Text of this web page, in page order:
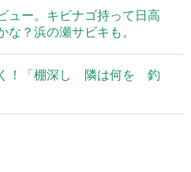
ュー。キビナゴ持って日高
な？浜の瀬サビキも。
！「棚深し 隣は何を 釣